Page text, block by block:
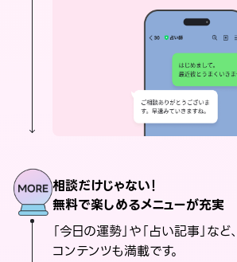
相談だけじゃない！
無料で楽しめるメニューが充実
「今日の運勢」や「占い記事」な
コンテンツも満載です。